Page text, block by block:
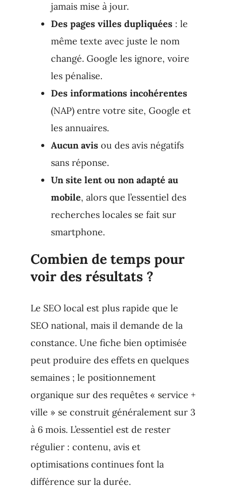
jamais mise à jour.
Des pages villes dupliquées: le
même texte avec juste le nom
changé. Google les ignore, voire
les pénalise.
Des informations incohérentes
(NAP) entre votre site, Google et
les annuaires.
Aucun avisou des avis négatifs
sans réponse.
Un site lent ou non adapté au
mobile, alors que l’essentiel des
recherches locales se fait sur
smartphone.
Combien de temps pour
voir des résultats ?
Le SEO local est plus rapide que le
SEO national, mais il demande de la
constance. Une fiche bien optimisée
peut produire des effets en quelques
semaines ; le positionnement
organique sur des requêtes « service +
ville » se construit généralement sur 3
à 6 mois. L’essentiel est de rester
régulier : contenu, avis et
optimisations continues font la
différence sur la durée.